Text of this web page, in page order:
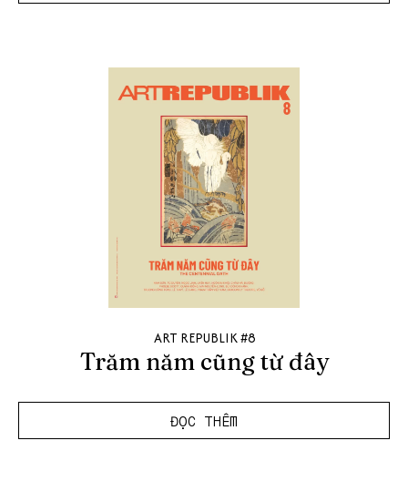
ART REPUBLIK #8
Trăm năm cũng từ đây
ĐỌC THÊM